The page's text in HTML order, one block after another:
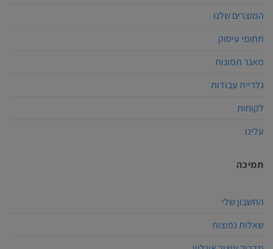
המוצרים שלנו
תחומי עיסוק
מאגר תמונות
גלריית עבודות
לקוחות
עלינו
תמיכה
החשבון שלי
שאלות נפוצות